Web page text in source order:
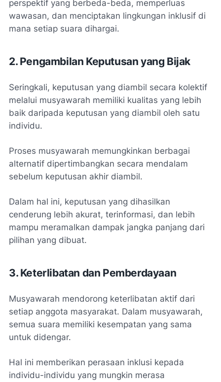
perspektif yang berbeda-beda, memperluas
wawasan, dan menciptakan lingkungan inklusif di
mana setiap suara dihargai.
2. Pengambilan Keputusan yang Bijak
Seringkali, keputusan yang diambil secara kolektif
melalui musyawarah memiliki kualitas yang lebih
baik daripada keputusan yang diambil oleh satu
individu.
Proses musyawarah memungkinkan berbagai
alternatif dipertimbangkan secara mendalam
sebelum keputusan akhir diambil.
Dalam hal ini, keputusan yang dihasilkan
cenderung lebih akurat, terinformasi, dan lebih
mampu meramalkan dampak jangka panjang dari
pilihan yang dibuat.
3. Keterlibatan dan Pemberdayaan
Musyawarah mendorong keterlibatan aktif dari
setiap anggota masyarakat. Dalam musyawarah,
semua suara memiliki kesempatan yang sama
untuk didengar.
Hal ini memberikan perasaan inklusi kepada
individu-individu yang mungkin merasa